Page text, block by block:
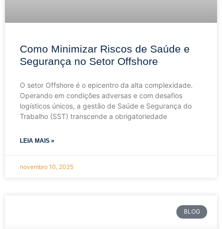
Como Minimizar Riscos de Saúde e
Segurança no Setor Offshore
O setor Offshore é o epicentro da alta complexidade.
Operando em condições adversas e com desafios
logísticos únicos, a gestão de Saúde e Segurança do
Trabalho (SST) transcende a obrigatoriedade
LEIA MAIS »
novembro 10, 2025
BLOG